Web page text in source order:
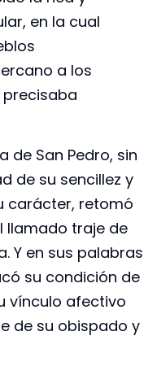
en la cual
a los
precisaba
de San Pedro, sin
de su sencillez y
carácter, retomó
llamado traje de
Y en sus palabras
su condición de
vínculo afectivo
de su obispado y